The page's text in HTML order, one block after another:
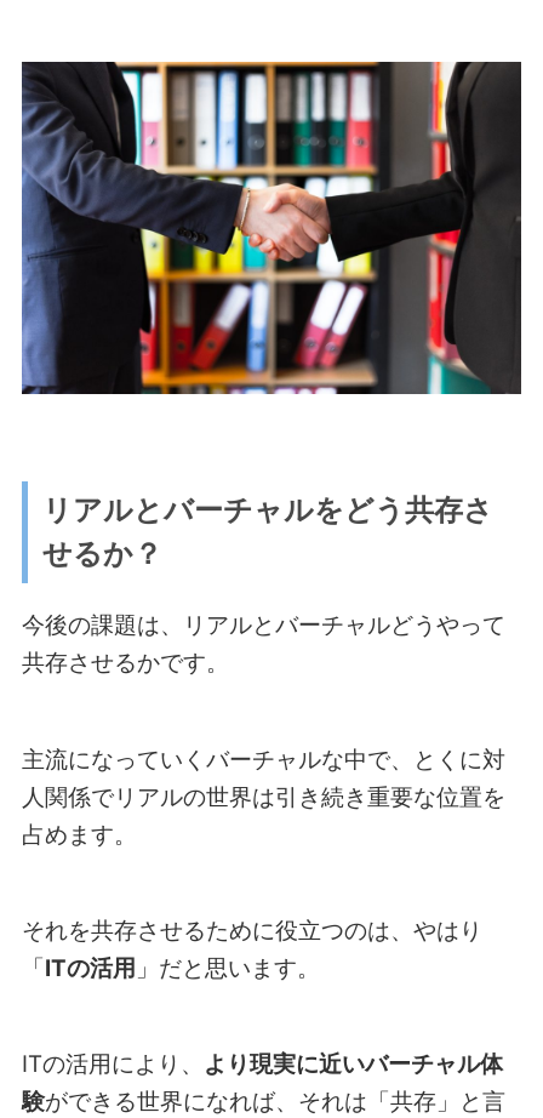
リアルとバーチャルをどう共存さ
せるか？
今後の課題は、リアルとバーチャルどうやって
共存させるかです。
主流になっていくバーチャルな中で、とくに対
人関係でリアルの世界は引き続き重要な位置を
占めます。
それを共存させるために役立つのは、やはり
「ITの活用 」だと思います。
ITの活用により、 より現実に近いバーチャル体
験ができる世界になれば、それは「共存」と言